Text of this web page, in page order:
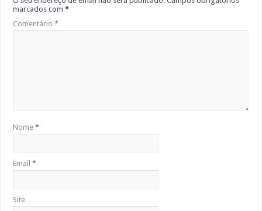
marcados com*
Comentário*
Nome*
Email*
Site